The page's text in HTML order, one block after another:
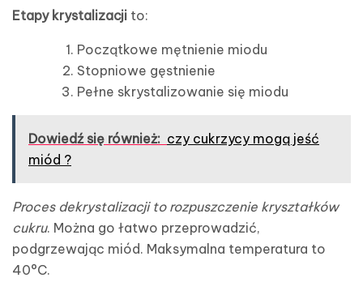
Etapy krystalizacji to:
Początkowe mętnienie miodu
Stopniowe gęstnienie
Pełne skrystalizowanie się miodu
Dowiedź się również: czy cukrzycy mogą jeść
miód ?
Proces dekrystalizacji to rozpuszczenie kryształków
cukru. Można go łatwo przeprowadzić,
podgrzewając miód. Maksymalna temperatura to
40°C.